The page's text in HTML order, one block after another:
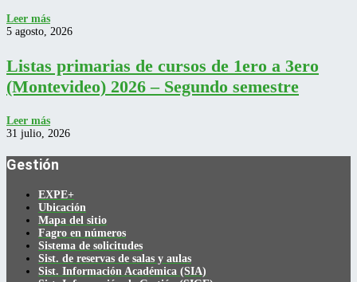
Leer más
5 agosto, 2026
Listas primarias de cursos de 1ero a 3ero
(Montevideo) 2026 – Segundo semestre
Leer más
31 julio, 2026
Gestión
EXPE+
Ubicación
Mapa del sitio
Fagro en números
Sistema de solicitudes
Sist. de reservas de salas y aulas
Sist. Información Académica (SIA)